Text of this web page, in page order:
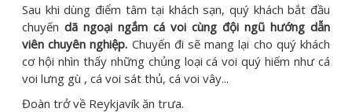
Sau khi dùng điểm tâm tại khách sạn, quý khách bắt đầu
chuyến dã ngoại ngắm cá voi cùng đội ngũ hướng dẫn
viên chuyên nghiệp. Chuyến đi sẽ mang lại cho quý khách
cơ hội nhìn thấy những chủng loại cá voi quý hiếm như cá
voi lưng gù , cá voi sát thủ, cá voi vây...
Đoàn trở về Reykjavík ăn trưa.